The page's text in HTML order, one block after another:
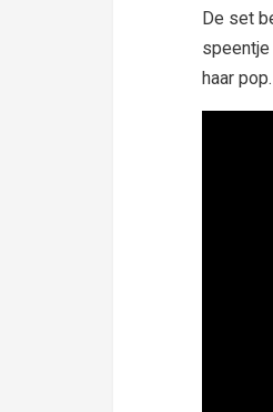
De set
haar